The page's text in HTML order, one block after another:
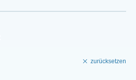
zurücksetzen